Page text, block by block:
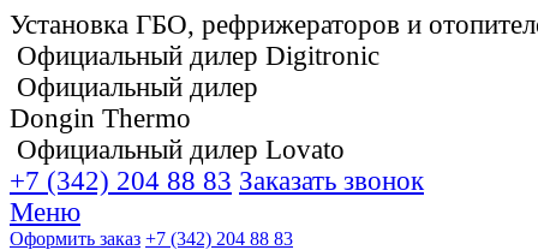
Установка ГБО, рефрижераторов и
Официальный дилер Digitronic
Официальный дилер
Dongin Thermo
Официальный дилер Lovato
+7 (342) 204 88 83 Заказать звонок
Меню
Оформить заказ +7 (342) 204 88 83